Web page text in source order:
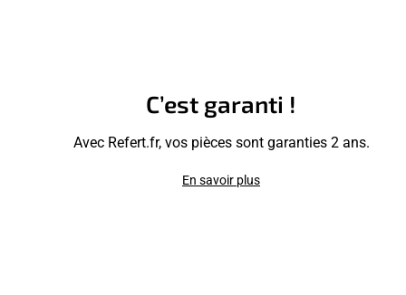
C’est garanti !
Avec Refert.fr, vos pièces sont garanties 2 ans.
En savoir plus